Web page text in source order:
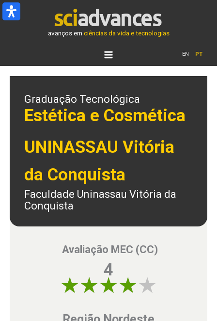
Ir
para
avanços em ciências da vida e tecnologias
EN PT
Graduação Tecnológica
Estética e Cosmética
UNINASSAU Vitória
da Conquista
Faculdade Uninassau Vitória da
Conquista
Avaliação MEC (CC)
4